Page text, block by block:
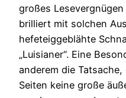
großes
brilliert mit solchen
hefeteiggeblähte
„Luisianer“. Eine
anderem die
Seiten keine große